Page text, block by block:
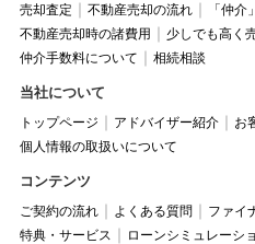
売却査定 不動産売却の流れ
「仲
不動産売却時の諸費用
少しでも高く
仲介手数料について
相続相談
当社について
トップページ アドバイザー紹介 お
個人情報の取扱いについて
コンテンツ
ご契約の流れ よくある質問
ファイ
特典・サービス
ローンシミュレーシ